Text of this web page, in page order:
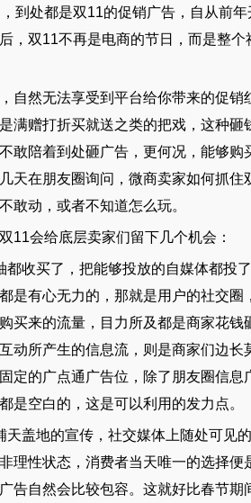
到处都是双11的促销广告，自从前年
，双11不再是电商的节日，而是整个
自然无法享受到平台给你带来的促销
满赠打折买就送之类的把戏，这种砸
敢陪着到处砸广告，更何况，能够购
天在朋友圈询问，微商卖家如何抓住
敢动，或者不知道怎么玩。
11会给底层卖家们留下几个机会：
收买了，把能够投放的自媒体都投
是有心无力的，那就是用户的社交圈
买来的流量，目力所及都是商家花钱
动所产生的信息流，则是商家们边长
定的广点通广告位，除了朋友圈信息
是空白的，这是可以利用的发力点。
盖地的宣传，社交媒体上随处可见
理性状态，消费者当天唯一的选择便
告自然会比较包容。这就好比春节期
小膜女快讯